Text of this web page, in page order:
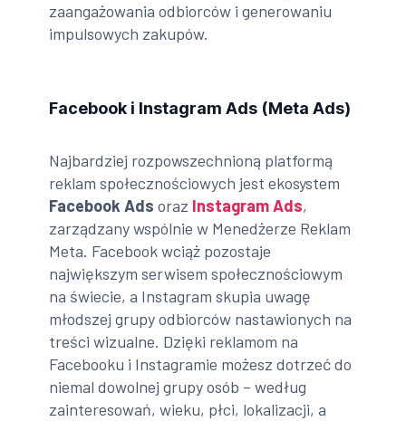
zaangażowania odbiorców i generowaniu
impulsowych zakupów.
Facebook i Instagram Ads (Meta Ads)
Najbardziej rozpowszechnioną platformą
reklam społecznościowych jest ekosystem
Facebook Ads oraz Instagram Ads,
zarządzany wspólnie w Menedżerze Reklam
Meta. Facebook wciąż pozostaje
największym serwisem społecznościowym
na świecie, a Instagram skupia uwagę
młodszej grupy odbiorców nastawionych na
treści wizualne. Dzięki reklamom na
Facebooku i Instagramie możesz dotrzeć do
niemal dowolnej grupy osób – według
zainteresowań, wieku, płci, lokalizacji, a